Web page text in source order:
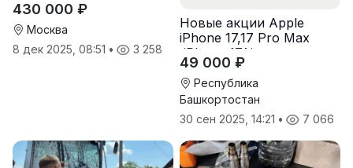
430 000 ₽
Москва
8 дек 2025, 08:51 • 3 258
Новые акции Apple
iPhone 17,17 Pro Max
,iPhone 17Air,
разблокирован ios26
49 000 ₽
Республика
Башкортостан
30 сен 2025, 14:21 • 7 066